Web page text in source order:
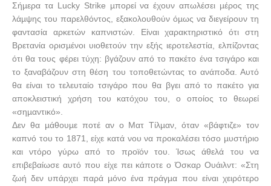
Σήµερα τα Lucky Strike µπορεί να έχουν απωλέσει µέρος της
λάµψης του παρελθόντος, εξακολουθούν όµως να διεγείρουν τη
φαντασία αρκετών καπνιστών. Είναι χαρακτηριστικό ότι στη
Βρετανία ορισµένοι υιοθετούν την εξής ιεροτελεστία, ελπίζοντας
ότι θα τους φέρει τύχη: βγάζουν από το πακέτο ένα τσιγάρο και
το ξαναβάζουν στη θέση του τοποθετώντας το ανάποδα. Αυτό
θα είναι το τελευταίο τσιγάρο που θα βγει από το πακέτο για
αποκλειστική χρήση του κατόχου του, ο οποίος το θεωρεί
«σηµαντικό».
Δεν θα µάθουµε ποτέ αν ο Ματ Τίλµαν, όταν «βάφτιζε» τον
καπνό του το 1871, είχε κατά νου να προκαλέσει τόσο µυστήριο
και ντόρο γύρω από το προϊόν του. Ίσως άθελά του να
επιβεβαίωσε αυτό που είχε πει κάποτε ο Όσκαρ Ουάιλντ: «Στη
ζωή δεν υπάρχει παρά µόνο ένα πράγµα που είναι χειρότερο